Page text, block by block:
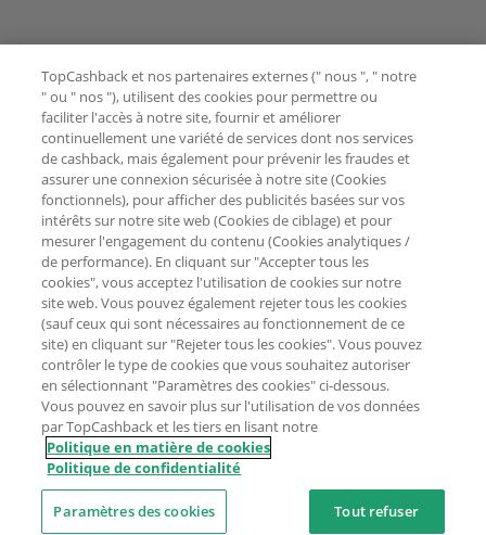
TopCashback et nos partenaires externes (" nous ", " notre
" ou " nos "), utilisent des cookies pour permettre ou
faciliter l'accès à notre site, fournir et améliorer
continuellement une variété de services dont nos services
de cashback, mais également pour prévenir les fraudes et
assurer une connexion sécurisée à notre site (Cookies
fonctionnels), pour afficher des publicités basées sur vos
intérêts sur notre site web (Cookies de ciblage) et pour
mesurer l'engagement du contenu (Cookies analytiques /
de performance). En cliquant sur "Accepter tous les
cookies", vous acceptez l'utilisation de cookies sur notre
site web. Vous pouvez également rejeter tous les cookies
(sauf ceux qui sont nécessaires au fonctionnement de ce
site) en cliquant sur "Rejeter tous les cookies". Vous pouvez
contrôler le type de cookies que vous souhaitez autoriser
en sélectionnant "Paramètres des cookies" ci-dessous.
Vous pouvez en savoir plus sur l'utilisation de vos données
par TopCashback et les tiers en lisant notre
Politique en matière de cookies
Politique de confidentialité
Paramètres des cookies Tout refuser